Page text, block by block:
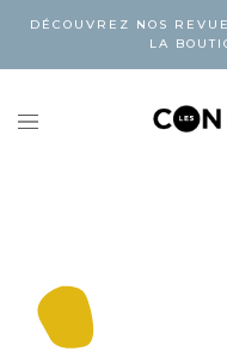
DÉCOUVREZ NOS
LA